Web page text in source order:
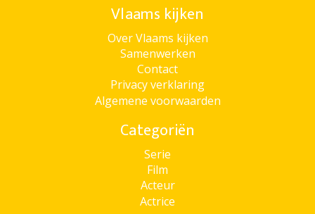
Vlaams kijken
Over Vlaams kijken
Samenwerken
Contact
Privacy verklaring
Algemene voorwaarden
Categoriën
Serie
Film
Acteur
Actrice